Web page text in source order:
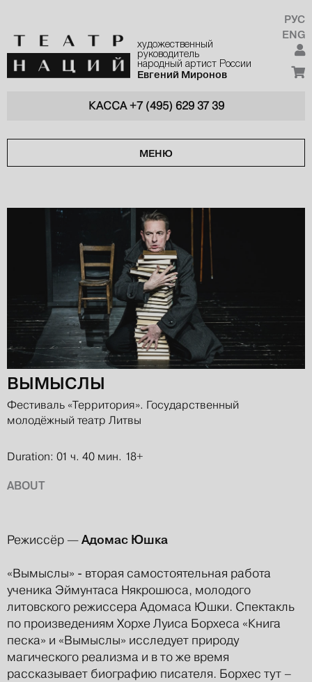
художественный
руководитель
народный артист России
Евгений Миронов
РУС
ENG
КАССА+7 (495) 629 37 39
МЕНЮ
ВЫМЫСЛЫ
Фестиваль «Территория». Государственный
молодёжный театр Литвы
Duration: 01 ч. 40 мин. 18+
ABOUT
Режиссёр — Адомас Юшка
«Вымыслы» - вторая самостоятельная работа
ученика Эймунтаса Някрошюса, молодого
литовского режиссера Адомаса Юшки. Спектакль
по произведениям Хорхе Луиса Борхеса «Книга
песка» и «Вымыслы» исследует природу
магического реализма и в то же время
рассказывает биографию писателя. Борхес тут –